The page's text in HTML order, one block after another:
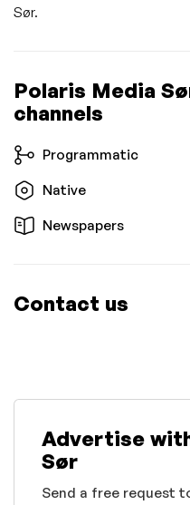
Sør.
Polaris Media
channels
Programmatic
Native
Newspapers
Contact us
Advertise
Sør
Send a free request